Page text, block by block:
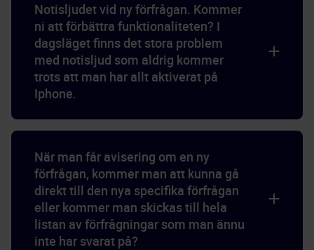
Notisljudet vid ny förfrågan. Kommer
ni att förbättra funktionaliteten? I
dagsläget finns det stora problem
med notisljud som aldrig kommer
trots att man har allt aktiverat på
Iphone.
När man får avisering om en ny
förfrågan, kommer man att kunna gå
direkt till den nya specifika förfrågan
eller kommer man skickas till hela
listan av förfrågningar som man ännu
inte har svarat på?